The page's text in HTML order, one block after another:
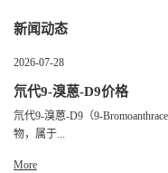
新闻动态
2026-07-28
氘代9-溴蒽-D9价格
氘代9-溴蒽-D9（9-
物，属于...
More